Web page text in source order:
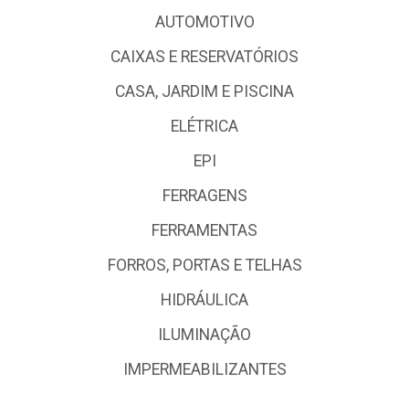
AUTOMOTIVO
CAIXAS E RESERVATÓRIOS
CASA, JARDIM E PISCINA
ELÉTRICA
EPI
FERRAGENS
FERRAMENTAS
FORROS, PORTAS E TELHAS
HIDRÁULICA
ILUMINAÇÃO
IMPERMEABILIZANTES